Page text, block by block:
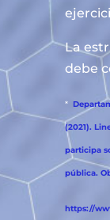
La
debe
*
(2021).
participa
pública.
https://